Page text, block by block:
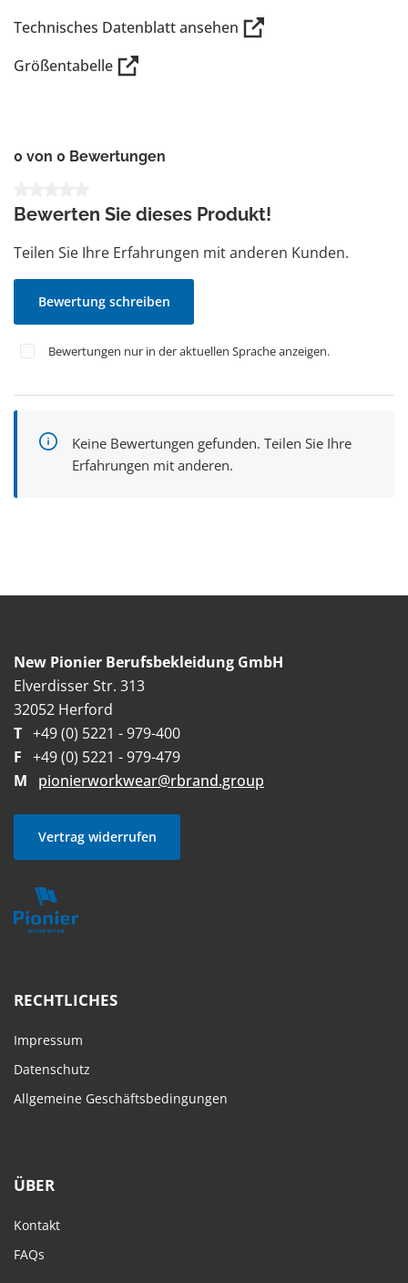
Technisches Datenblatt ansehen
Größentabelle
0 von 0 Bewertungen
Bewerten Sie dieses Produkt!
Teilen Sie Ihre Erfahrungen mit anderen Kunden.
Bewertung schreiben
Bewertungen nur in der aktuellen Sprache anzeigen.
Keine Bewertungen gefunden. Teilen Sie Ihre
Erfahrungen mit anderen.
New Pionier Berufsbekleidung GmbH
Elverdisser Str. 313
32052 Herford
T +49 (0) 5221 - 979-400
F +49 (0) 5221 - 979-479
M
pionierworkwear@rbrand.group
Vertrag widerrufen
RECHTLICHES
Impressum
Datenschutz
Allgemeine Geschäftsbedingungen
ÜBER
Kontakt
FAQs